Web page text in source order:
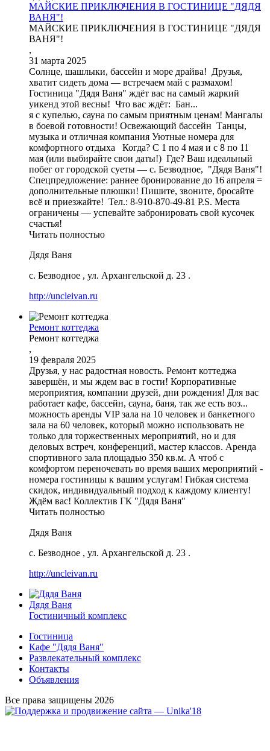
МАЙСКИЕ ПРИКЛЮЧЕНИЯ В ГОСТИНИЦЕ "ДЯДЯ
ВАНЯ"!
МАЙСКИЕ ПРИКЛЮЧЕНИЯ В ГОСТИНИЦЕ "ДЯДЯ
ВАНЯ"!
,
31 марта 2025
Солнце, шашлыки, бассейн и море драйва! Друзья,
хватит сидеть дома — встречаем май с размахом!
Гостиница "Дядя Ваня" ждёт вас на самый жаркий
уикенд этой весны! Что вас ждёт: Бан...
я с купелью, сауна по самым приятным ценам! Мангалы
в боевой готовности! Освежающий бассейн Танцы,
музыка и отличная компания Уютные номера для
комфортного отдыха Когда? С 1 по 4 мая и с 8 по 11
мая (или выбирайте свои даты!) Где? Ваш идеальный
побег от городской суеты — с. Безводное, "Дядя Ваня"!
Спецпредложение: раннее бронирование до 16 апреля =
дополнительные плюшки! Пишите, звоните, бросайте
всё и приезжайте! Тел.: 8-910-870-49-81 P.S. Места
ограничены — успевайте забронировать свой кусочек
счастья!
Читать полностью
Дядя Ваня
с. Безводное , ул. Архангельской д. 23 .
http://uncleivan.ru
Ремонт коттеджа
Ремонт коттеджа
,
19 февраля 2025
Друзья, у нас радостная новость. Ремонт коттеджа
завершён, и мы ждем вас в гости! Корпоративные
мероприятия, компании друзей, дни рождения! Для вас
работает кафе, бассейн, сауна, баня, так же есть воз...
можность аренды VIP зала на 10 человек и банкетного
зала на 60 человек, который можно использовать не
только для торжественных мероприятий, но и для
деловых встреч, конференций, мастер классов. Аренда
спортивного зала площадью 350 кв.м. А чтоб с
комфортом переночевать во время ваших мероприятий -
номера гостиницы к вашим услугам! Гибкая система
скидок, индивидуальный подход к каждому клиенту!
Ждём вас! Коллектив ГК "Дядя Ваня"
Читать полностью
Дядя Ваня
с. Безводное , ул. Архангельской д. 23 .
http://uncleivan.ru
Дядя Ваня
Гостиничный комплекс
Гостиница
Кафе "Дядя Ваня"
Развлекательный комплекс
Контакты
Объявления
Все права защищены 2026